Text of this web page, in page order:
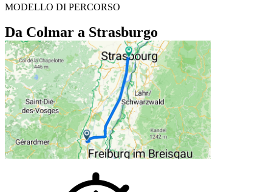
MODELLO DI PERCORSO
Da Colmar a Strasburgo